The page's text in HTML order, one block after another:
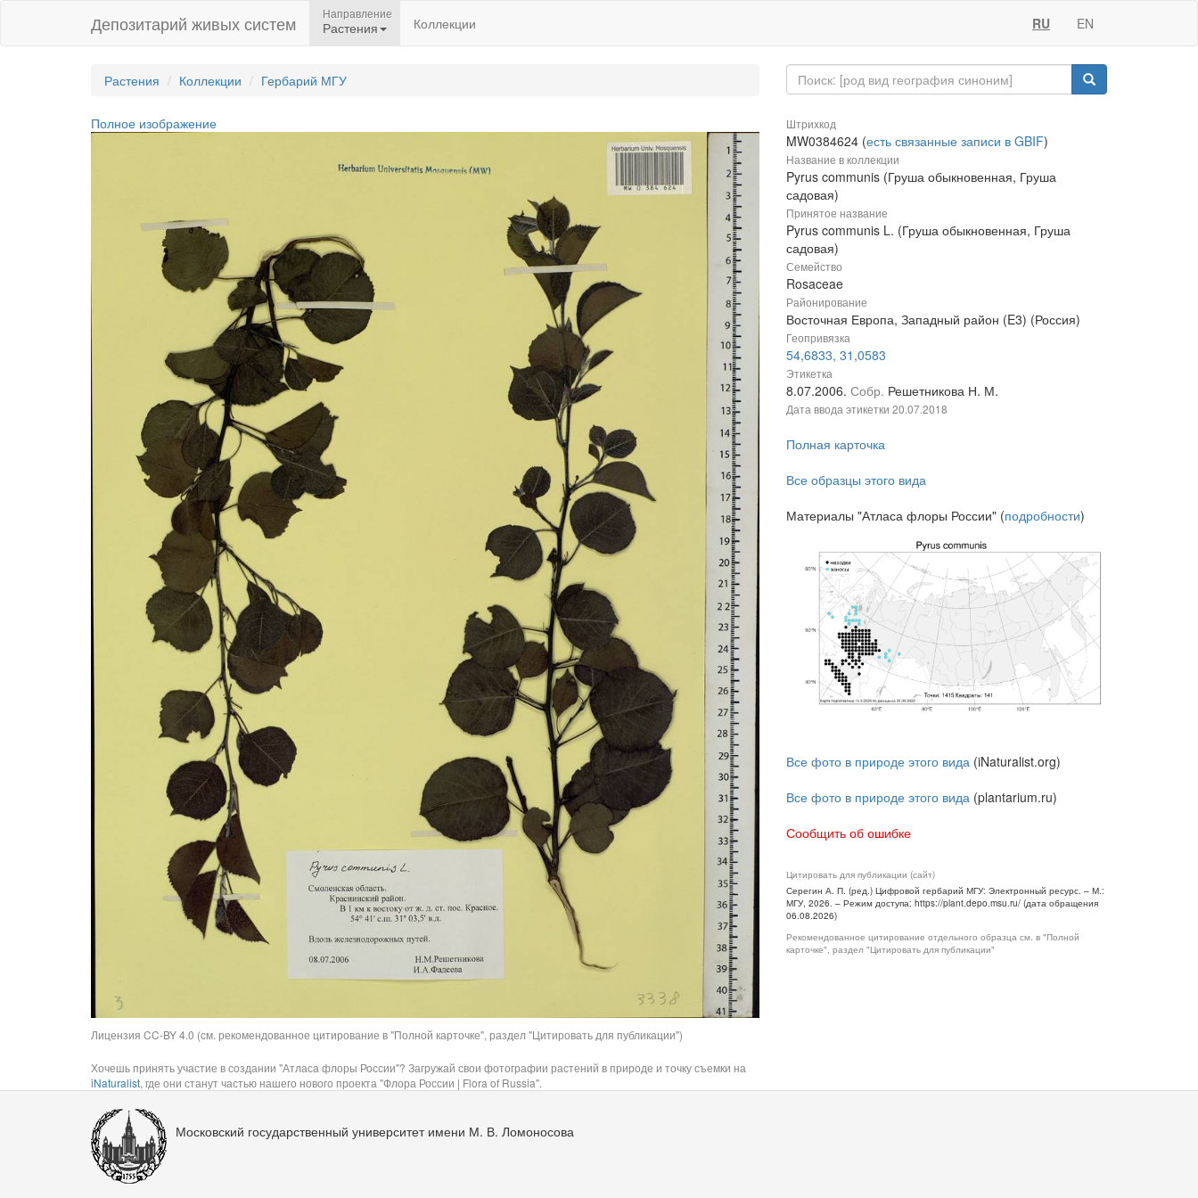
Депозитарий живых систем Направление
Растения Коллекции RU EN
Растения Коллекции Гербарий МГУ
Полное изображение
Лицензия CC-BY 4.0 (см. рекомендованное цитирование в "Полной карточке", раздел "Цитировать для публикации")
Хочешь принять участие в создании "Атласа флоры России"? Загружай свои фотографии растений в природе и точку съемки на
iNaturalist, где они станут частью нашего нового проекта "Флора России | Flora of Russia".
Штрихкод
MW0384624 (есть связанные записи в GBIF)
Название в коллекции
Pyrus communis (Груша обыкновенная, Груша
садовая)
Принятое название
Pyrus communis L. (Груша обыкновенная, Груша
садовая)
Семейство
Rosaceae
Районирование
Восточная Европа, Западный район (E3) (Россия)
Геопривязка
54,6833, 31,0583
Этикетка
8.07.2006. Собр. Решетникова Н. М.
Дата ввода этикетки 20.07.2018
Полная карточка
Все образцы этого вида
Материалы "Атласа флоры России" (подробности)
Все фото в природе этого вида (iNaturalist.org)
Все фото в природе этого вида (plantarium.ru)
Сообщить об ошибке
Цитировать для публикации (сайт)
Серегин А. П. (ред.) Цифровой гербарий МГУ: Электронный ресурс. – М.:
МГУ, 2026. – Режим доступа: https://plant.depo.msu.ru/ (дата обращения
06.08.2026)
Рекомендованное цитирование отдельного образца см. в "Полной
карточке", раздел "Цитировать для публикации"
Московский государственный университет имени М. В. Ломоносова